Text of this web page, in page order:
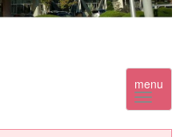
menu